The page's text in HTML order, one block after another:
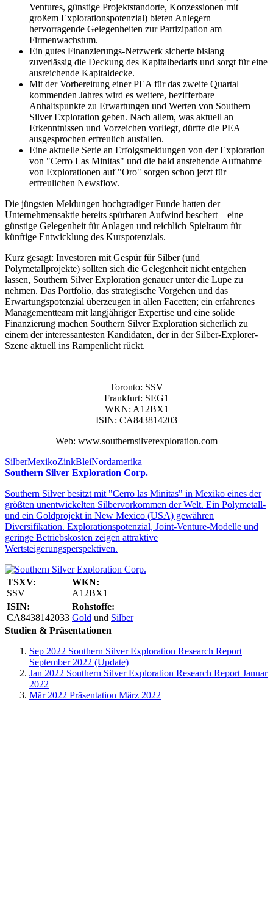
Ventures, günstige Projektstandorte, Konzessionen mit
großem Explorationspotenzial) bieten Anlegern
hervorragende Gelegenheiten zur Partizipation am
Firmenwachstum.
Ein gutes Finanzierungs-Netzwerk sicherte bislang
zuverlässig die Deckung des Kapitalbedarfs und sorgt für eine
ausreichende Kapitaldecke.
Mit der Vorbereitung einer PEA für das zweite Quartal
kommenden Jahres wird es weitere, bezifferbare
Anhaltspunkte zu Erwartungen und Werten von Southern
Silver Exploration geben. Nach allem, was aktuell an
Erkenntnissen und Vorzeichen vorliegt, dürfte die PEA
ausgesprochen erfreulich ausfallen.
Eine aktuelle Serie an Erfolgsmeldungen von der Exploration
von "Cerro Las Minitas" und die bald anstehende Aufnahme
von Explorationen auf "Oro" sorgen schon jetzt für
erfreulichen Newsflow.
Die jüngsten Meldungen hochgradiger Funde hatten der
Unternehmensaktie bereits spürbaren Aufwind beschert – eine
günstige Gelegenheit für Anlagen und reichlich Spielraum für
künftige Entwicklung des Kurspotenzials.
Kurz gesagt: Investoren mit Gespür für Silber (und
Polymetallprojekte) sollten sich die Gelegenheit nicht entgehen
lassen, Southern Silver Exploration genauer unter die Lupe zu
nehmen. Das Portfolio, das strategische Vorgehen und das
Erwartungspotenzial überzeugen in allen Facetten; ein erfahrenes
Managementteam mit langjähriger Expertise und eine solide
Finanzierung machen Southern Silver Exploration sicherlich zu
einem der interessantesten Kandidaten, der in der Silber-Explorer-
Szene aktuell ins Rampenlicht rückt.
Toronto: SSV
Frankfurt: SEG1
WKN: A12BX1
ISIN: CA843814203
Web: www.southernsilverexploration.com
SilberMexikoZinkBleiNordamerika
Southern Silver Exploration Corp.
Southern Silver besitzt mit "Cerro las Minitas" in Mexiko eines der
größten unentwickelten Silbervorkommen der Welt. Ein Polymetall-
und ein Goldprojekt in New Mexico (USA) gewähren
Diversifikation. Explorationspotenzial, Joint-Venture-Modelle und
geringe Betriebskosten zeigen attraktive
Wertsteigerungsperspektiven.
TSXV:
SSV
WKN:
A12BX1
ISIN:
CA8438142033
Rohstoffe:
Gold und Silber
Studien & Präsentationen
Sep 2022 Southern Silver Exploration Research Report
September 2022 (Update)
Jan 2022 Southern Silver Exploration Research Report Januar
2022
Mär 2022 Präsentation März 2022